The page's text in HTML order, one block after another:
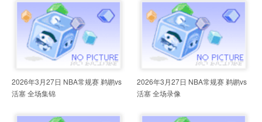
2026年3月27日 NBA常规赛 鹈鹕vs
活塞 全场集锦
2026年3月27日 NBA常规赛 鹈鹕vs
活塞 全场录像